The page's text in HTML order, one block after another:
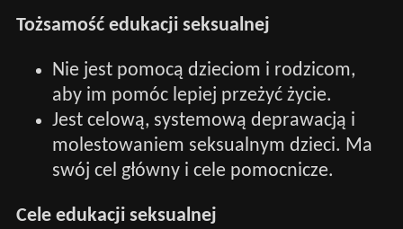
Tożsamość edukacji seksualnej
Nie jest pomocą dzieciom i rodzicom,
aby im pomóc lepiej przeżyć życie.
Jest celową, systemową deprawacją i
molestowaniem seksualnym dzieci. Ma
swój cel główny i cele pomocnicze.
Cele edukacji seksualnej